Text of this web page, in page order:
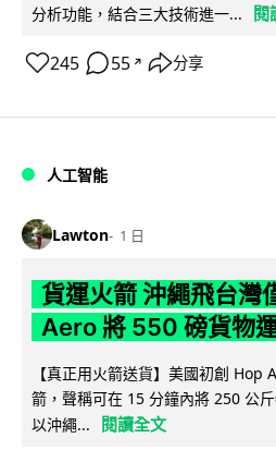
分析功能，結合三大技術進一...
閱
245 55 ↗ 分享
人工智能
Lawton 1 日
貨運火箭 沖繩飛台灣
Aero 將 550 磅貨物
【真正用火箭送貨】美國初創 Hop
箭，聲稱可在 15 分鐘內將 250 公
以沖繩...
閱讀全文